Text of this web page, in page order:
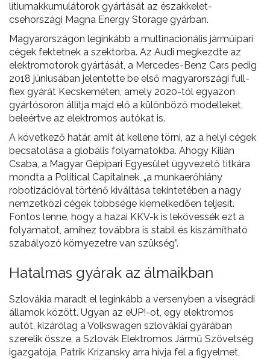
lítiumakkumulátorok gyártását az északkelet-
csehországi Magna Energy Storage gyárban.
Magyarországon leginkább a multinacionális járműipari
cégek fektetnek a szektorba. Az Audi megkezdte az
elektromotorok gyártását, a Mercedes-Benz Cars pedig
2018 júniusában jelentette be első magyarországi full-
flex gyárát Kecskeméten, amely 2020-tól egyazon
gyártósoron állítja majd elő a különböző modelleket,
beleértve az elektromos autókat is.
A következő határ, amit át kellene törni, az a helyi cégek
becsatolása a globális folyamatokba. Ahogy Kilián
Csaba, a Magyar Gépipari Egyesület ügyvezető titkára
mondta a Political Capitalnek, „a munkaerőhiány
robotizációval történő kiváltása tekintetében a nagy
nemzetközi cégek többsége kiemelkedően teljesít.
Fontos lenne, hogy a hazai KKV-k is lekövessék ezt a
folyamatot, amihez továbbra is stabil és kiszámítható
szabályozó környezetre van szükség”.
Hatalmas gyárak az álmaikban
Szlovákia maradt el leginkább a versenyben a visegrádi
államok között. Ugyan az eUP!-ot, egy elektromos
autót, kizárólag a Volkswagen szlovákiai gyárában
szerelik össze, a Szlovák Elektromos Jármű Szövetség
igazgatója, Patrik Krizansky arra hívja fel a figyelmet,